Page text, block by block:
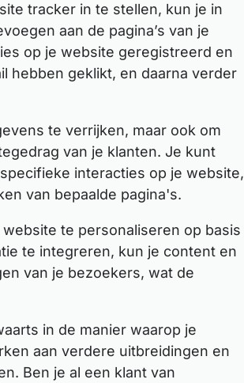
tracker in te stellen, kun je in
aan de pagina’s van je
op je website geregistreerd en
hebben geklikt, en daarna verder
te verrijken, maar ook om
van je klanten. Je kunt
interacties op je website,
van bepaalde pagina's.
te personaliseren op basis
te integreren, kun je content en
van je bezoekers, wat de
in de manier waarop je
aan verdere uitbreidingen en
Ben je al een klant van